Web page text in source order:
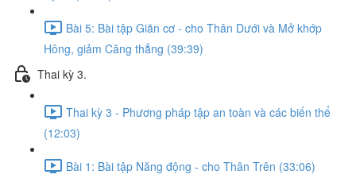
Bài 5: Bài tập Giãn cơ - cho Thân Dưới và Mở khớp
Hông, giảm Căng thẳng (39:39)
Thai kỳ 3.
Thai kỳ 3 - Phương pháp tập an toàn và các biến thể
(12:03)
Bài 1: Bài tập Năng động - cho Thân Trên (33:06)